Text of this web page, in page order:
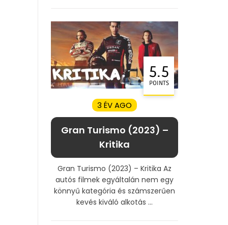
5.5
POINTS
3 ÉV AGO
Gran Turismo (2023) –
Kritika
Gran Turismo (2023) – Kritika Az
autós filmek egyáltalán nem egy
könnyű kategória és számszerűen
kevés kiváló alkotás ...